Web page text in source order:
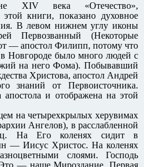
XIV века «Отечество»,
книги, показано духовное
В левом нижнем углу иконы
Первозванный (Некоторые
— апостол Филипп, потому что
Новгороде было много людей с
на него Фома). Побывавший
Христова, апостол Андрей
знаний от Первоисточника.
и отображена на этой
на четырехкрылых херувимах
Ангелов), в расслабленной
На Его коленях сидит в
— Иисус Христос. На коленях
слоями. Господь
— наше Мироздание. Первая